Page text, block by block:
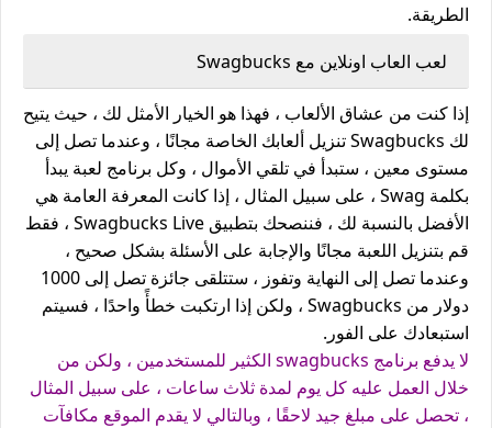
الطريقة.
لعب العاب اونلاين مع Swagbucks
إذا كنت من عشاق الألعاب ، فهذا هو الخيار الأمثل لك ، حيث يتيح
لك Swagbucks تنزيل ألعابك الخاصة مجانًا ، وعندما تصل إلى
مستوى معين ، ستبدأ في تلقي الأموال ، وكل برنامج لعبة يبدأ
بكلمة Swag ، على سبيل المثال ، إذا كانت المعرفة العامة هي
الأفضل بالنسبة لك ، فننصحك بتطبيق Swagbucks Live ، فقط
قم بتنزيل اللعبة مجانًا والإجابة على الأسئلة بشكل صحيح ،
وعندما تصل إلى النهاية وتفوز ، ستتلقى جائزة تصل إلى 1000
دولار من Swagbucks ، ولكن إذا ارتكبت خطأً واحدًا ، فسيتم
استبعادك على الفور.
لا يدفع برنامج swagbucks الكثير للمستخدمين ، ولكن من
خلال العمل عليه كل يوم لمدة ثلاث ساعات ، على سبيل المثال
، تحصل على مبلغ جيد لاحقًا ، وبالتالي لا يقدم الموقع مكافآت